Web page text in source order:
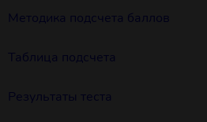
Методика подсчета баллов
Таблица подсчета
Результаты теста